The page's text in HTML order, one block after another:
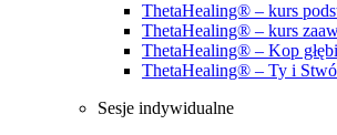
ThetaHealing® – kurs
ThetaHealing® – kurs
ThetaHealing® – Kop
ThetaHealing® – Ty i
Sesje indywidualne